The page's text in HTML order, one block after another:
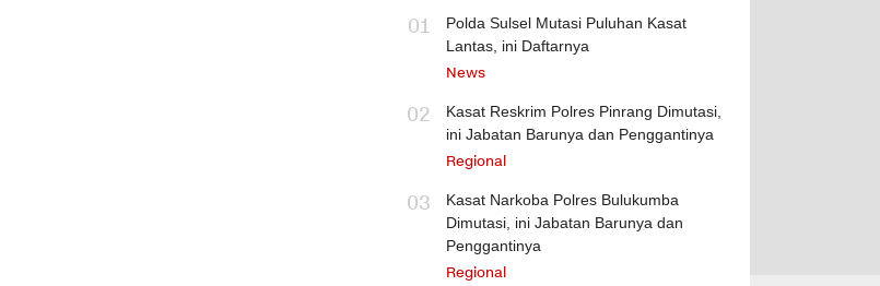
01
Polda Sulsel Mutasi Puluhan Kasat
Lantas, ini Daftarnya
News
02
Kasat Reskrim Polres Pinrang Dimutasi,
ini Jabatan Barunya dan Penggantinya
Regional
03
Kasat Narkoba Polres Bulukumba
Dimutasi, ini Jabatan Barunya dan
Penggantinya
Regional